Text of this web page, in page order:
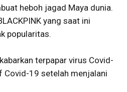
heboh jagad Maya dunia.
yang saat ini
popularitas.
terpapar virus Covid-
Covid-19 setelah menjalani